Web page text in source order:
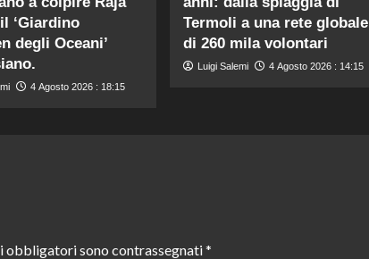
‘Giardino
degli Oceani’
4 Agosto 2026 : 18:15
Termoli a una rete globale
di 260 mila volontari
Luigi Salemi 4 Agosto 2026 : 14:15
obbligatori sono contrassegnati*